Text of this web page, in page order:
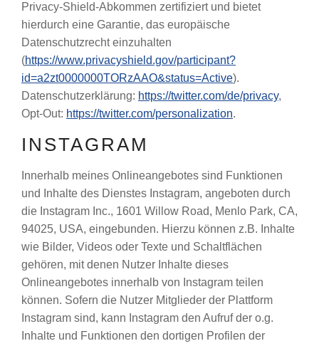
Privacy-Shield-Abkommen zertifiziert und bietet
hierdurch eine Garantie, das europäische
Datenschutzrecht einzuhalten
(https://www.privacyshield.gov/participant?
id=a2zt0000000TORzAAO&status=Active).
Datenschutzerklärung: https://twitter.com/de/privacy,
Opt-Out: https://twitter.com/personalization.
INSTAGRAM
Innerhalb meines Onlineangebotes sind Funktionen
und Inhalte des Dienstes Instagram, angeboten durch
die Instagram Inc., 1601 Willow Road, Menlo Park, CA,
94025, USA, eingebunden. Hierzu können z.B. Inhalte
wie Bilder, Videos oder Texte und Schaltflächen
gehören, mit denen Nutzer Inhalte dieses
Onlineangebotes innerhalb von Instagram teilen
können. Sofern die Nutzer Mitglieder der Plattform
Instagram sind, kann Instagram den Aufruf der o.g.
Inhalte und Funktionen den dortigen Profilen der